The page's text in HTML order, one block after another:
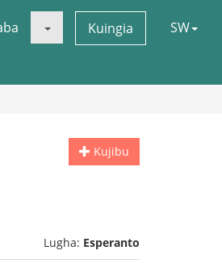
Kuingia SW
Kujibu
Lugha: Esperanto